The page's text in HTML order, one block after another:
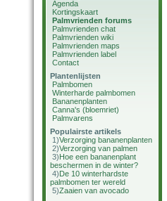
Agenda
Kortingskaart
Palmvrienden forums
Palmvrienden chat
Palmvrienden wiki
Palmvrienden maps
Palmvrienden label
Contact
Plantenlijsten
Palmbomen
Winterharde palmbomen
Bananenplanten
Canna's (bloemriet)
Palmvarens
Populairste artikels
1)Verzorging bananenplanten
2)Verzorging van palmen
3)Hoe een bananenplant
beschermen in de winter?
4)De 10 winterhardste
palmbomen ter wereld
5)Zaaien van avocado